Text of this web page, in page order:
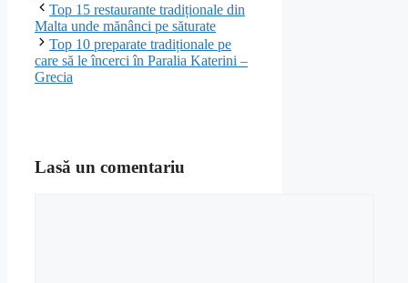
Top 15 restaurante tradiționale din
Malta unde mănânci pe săturate
Top 10 preparate tradiționale pe
care să le încerci în Paralia Katerini –
Grecia
Lasă un comentariu